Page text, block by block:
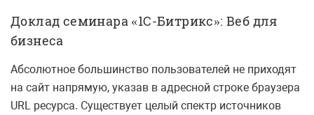
Доклад семинара «1С-Битрикс»: Веб для
бизнеса
Абсолютное большинство пользователей не приходят
на сайт напрямую, указав в адресной строке браузера
URL ресурса. Существует целый спектр источников